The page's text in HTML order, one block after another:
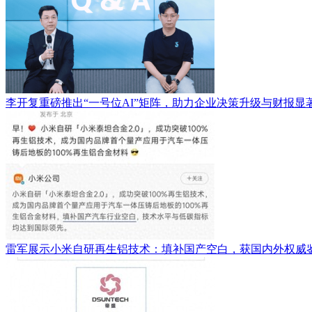
李开复重磅推出“一号位AI”矩阵，助力企业决策升级与财报显
雷军展示小米自研再生铝技术：填补国产空白，获国内外权威